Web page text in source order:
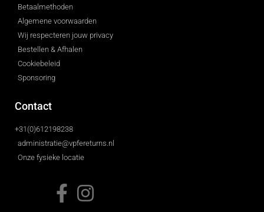
Betaalmethoden
Algemene voorwaarden
Wij respecteren jouw privacy
Bestellen & Afhalen
Cookiebeleid
Sponsoring
Contact
+31(0)612198238
administratie@vpfereturns.nl
Onze fysieke locatie